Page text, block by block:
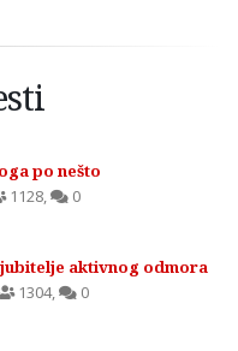
po nešto
1128, 0
aktivnog odmora
1304, 0